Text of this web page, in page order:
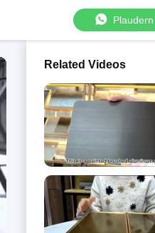
Plaudern
Related Videos